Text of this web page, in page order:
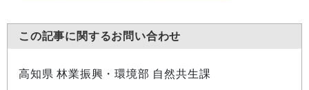
この記事に関するお問い合わせ
高知県 林業振興・環境部 自然共生課